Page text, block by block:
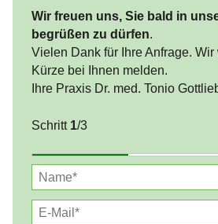
Scarf-Osteotomie
Lapidus
Basis-Keil-
Arthroskopie
Rekonstruktion
Wir freuen uns, Sie bald in
begrüßen zu dürfen.
Vielen Dank für Ihre Anfrage.
Kürze bei Ihnen melden.
Ihre Praxis Dr. med. Tonio
Schritt 1/3